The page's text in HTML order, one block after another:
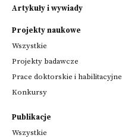
Artykuły i wywiady
Projekty naukowe
Wszystkie
Projekty badawcze
Prace doktorskie i habilitacyjne
Konkursy
Publikacje
Wszystkie